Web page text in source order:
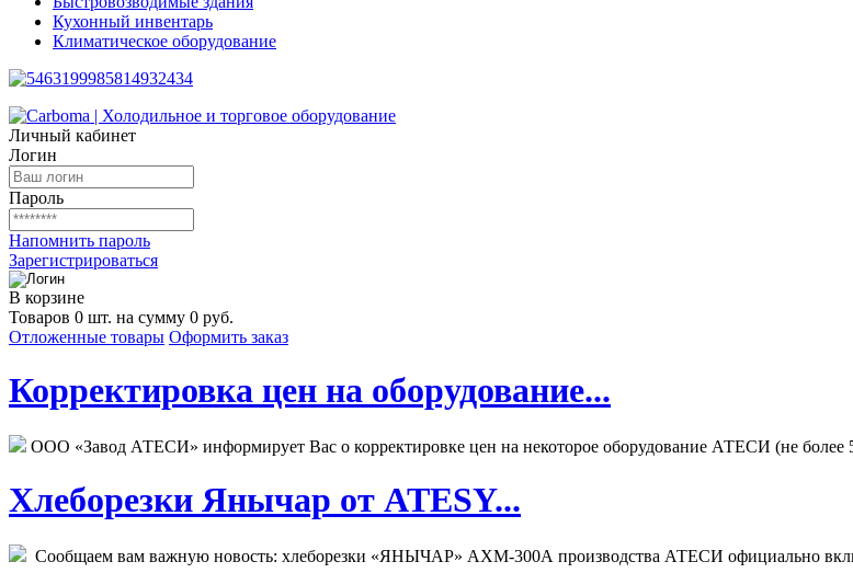
Кухонный инвентарь
Климатическое оборудование
Личный кабинет
Логин
Пароль
Напомнить пароль
Зарегистрироваться
В корзине
Товаров 0 шт. на сумму 0 руб.
Отложенные товары Оформить заказ
Корректировка цен на оборудование...
ООО «Завод АТЕСИ» информирует Вас о корректировке цен на некоторое оборудование АТЕСИ (не более
Хлеборезки Янычар от ATESY...
Сообщаем вам важную новость: хлеборезки «ЯНЫЧАР» АХМ-300А производства АТЕСИ официально